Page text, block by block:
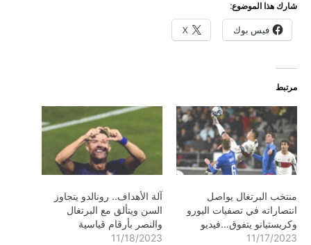
شارك هذا الموضوع:
فيس بوك X
مرتبط
منتخب البرتغال يواصل
انتصاراته في تصفيات اليورو
وكريستيانو يتفوق…فيديو
11/17/2023
آلة الأهداف.. رونالدو يتجاوز
السن ويتألق مع البرتغال
والنصر بأرقام قياسية
11/18/2023